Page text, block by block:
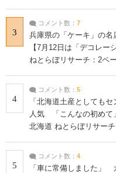
3
コメント数： 7
兵庫県の「ケーキ」の
【7月12日は「デコレ
ねとらぼリサーチ：2ペ
4
コメント数： 5
「北海道土産としても
人気 「こんなの初めて
北海道 ねとらぼリサーチ
5
コメント数： 4
「車に常備しました」